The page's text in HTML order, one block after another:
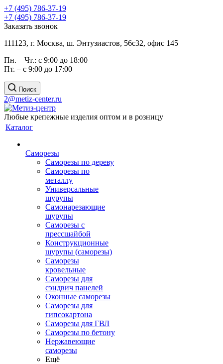
+7 (495) 786-37-19
+7 (495) 786-37-19
Заказать звонок
111123, г. Москва, ш. Энтузиастов, 56с32, офис 145
Пн. – Чт.: с 9:00 до 18:00
Пт. – с 9:00 до 17:00
Поиск
2@metiz-center.ru
Любые крепежные изделия оптом и в розницу
Каталог
Саморезы
Саморезы по дереву
Саморезы по
металлу
Универсальные
шурупы
Самонарезающие
шурупы
Саморезы с
прессшайбой
Конструкционные
шурупы (саморезы)
Саморезы
кровельные
Саморезы для
сэндвич панелей
Оконные саморезы
Саморезы для
гипсокартона
Саморезы для ГВЛ
Саморезы по бетону
Нержавеющие
саморезы
Ещё